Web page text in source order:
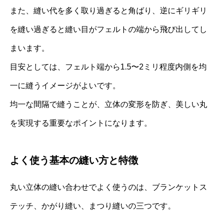
また、縫い代を多く取り過ぎると角ばり、逆にギリギリ
を縫い過ぎると縫い目がフェルトの端から飛び出してし
まいます。
目安としては、フェルト端から1.5〜2ミリ程度内側を均
一に縫うイメージがよいです。
均一な間隔で縫うことが、立体の変形を防ぎ、美しい丸
を実現する重要なポイントになります。
よく使う基本の縫い方と特徴
丸い立体の縫い合わせでよく使うのは、ブランケットス
テッチ、かがり縫い、まつり縫いの三つです。